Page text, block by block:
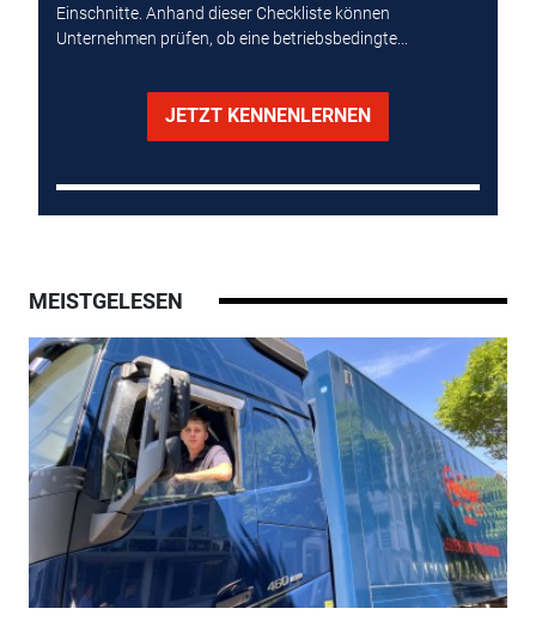
Einschnitte. Anhand dieser Checkliste können
Unternehmen prüfen, ob eine betriebsbedingte...
JETZT KENNENLERNEN
MEISTGELESEN